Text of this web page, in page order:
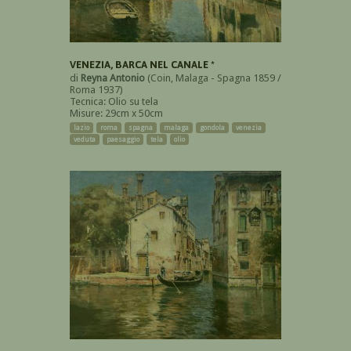
VENEZIA, BARCA NEL CANALE *
di Reyna Antonio (Coin, Malaga - Spagna 1859 /
Roma 1937)
Tecnica: Olio su tela
Misure: 29cm x 50cm
lazio roma spagna malaga gondola
venezia
veduta
paesaggio tela olio